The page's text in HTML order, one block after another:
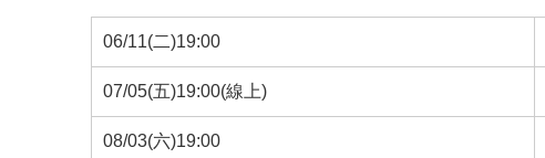
06/11(二)19:00
07/05(五)19:00(線上)
08/03(六)19:00